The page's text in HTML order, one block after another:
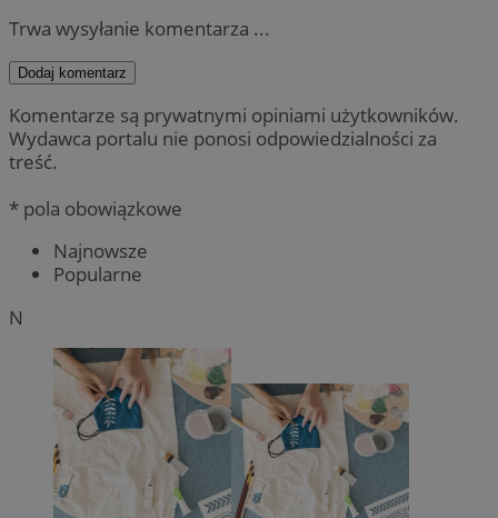
Trwa wysyłanie komentarza ...
Dodaj komentarz
Komentarze są prywatnymi opiniami użytkowników.
Wydawca portalu nie ponosi odpowiedzialności za
treść.
* pola obowiązkowe
Najnowsze
Popularne
N